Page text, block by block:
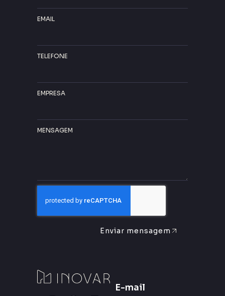
EMAIL
TELEFONE
EMPRESA
MENSAGEM
Enviar mensagem
E-mail